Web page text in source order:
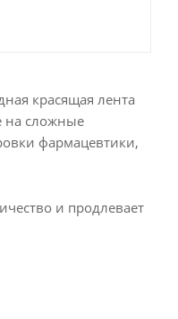
красящая лента
на сложные
фармацевтики,
и продлевает